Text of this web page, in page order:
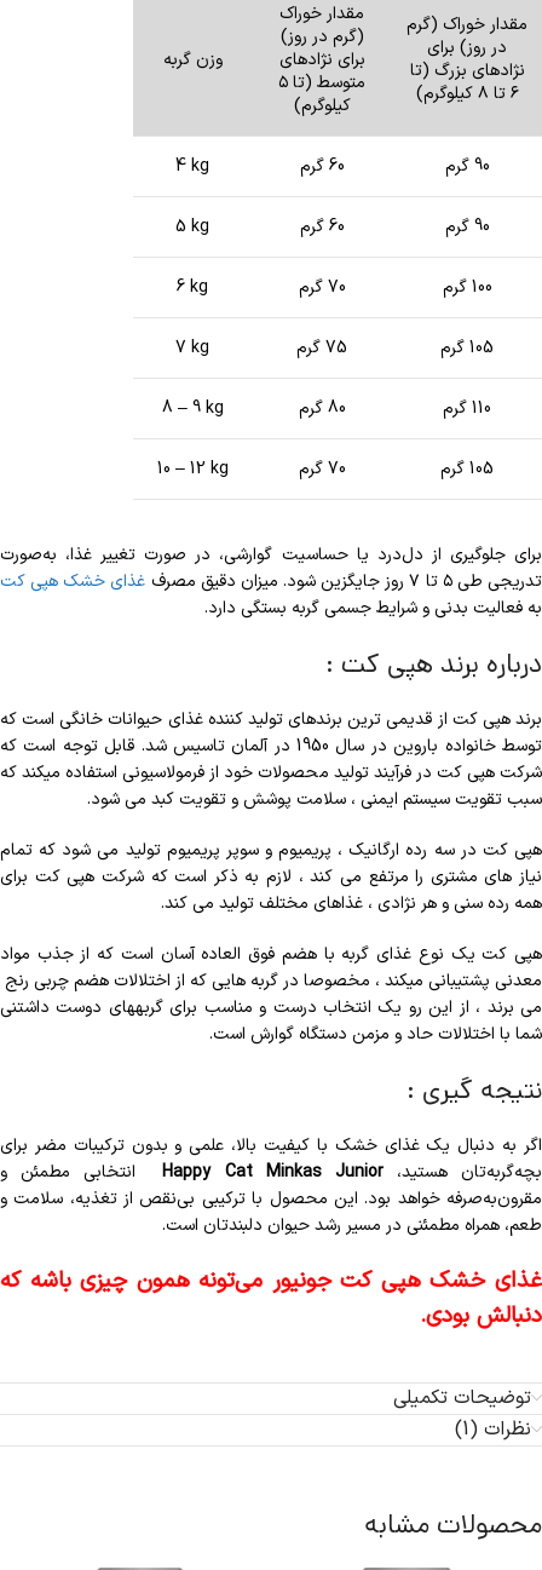
مقدار خوراک (گرم
در روز) برای
نژادهای بزرگ (تا
۶ تا ۸ کیلوگرم)
مقدار خوراک
(گرم در روز)
برای نژادهای
متوسط ​​(تا ۵
کیلوگرم)
وزن گربه
90 گرم 60 گرم 4 kg
90 گرم 60 گرم 5 kg
100 گرم 70 گرم 6 kg
105 گرم 75 گرم 7 kg
110 گرم 80 گرم 8 – 9 kg
105 گرم 70 گرم 10 – 12 kg
برای جلوگیری از دل‌درد یا حساسیت گوارشی، در صورت تغییر غذا، به‌صورت
تدریجی طی ۵ تا ۷ روز جایگزین شود. میزان دقیق مصرف
غذای خشک هپی کت
به فعالیت بدنی و شرایط جسمی گربه بستگی دارد.
درباره برند هپی کت :
برند هپی کت از قدیمی ترین برندهای تولید کننده غذای حیوانات خانگی است که
توسط خانواده باروین در سال 1950 در آلمان تاسیس شد. قابل توجه است که
شرکت هپی کت در فرآیند تولید محصولات خود از فرمولاسیونی استفاده میکند که
سبب تقویت سیستم ایمنی ، سلامت پوشش و تقویت کبد می شود.
هپی کت در سه رده ارگانیک ، پریمیوم و سوپر پریمیوم تولید می شود که تمام
نیاز های مشتری را مرتفع می کند ، لازم به ذکر است که شرکت هپی کت برای
همه رده سنی و هر نژادی ، غذاهای مختلف تولید می کند.
هپی کت یک نوع غذای گربه با هضم فوق العاده آسان است که از جذب مواد
معدنی پشتیبانی میکند ، مخصوصا در گربه هایی که از اختلالات هضم چربی رنج
می برند ، از این رو یک انتخاب درست و مناسب برای گربههای دوست داشتنی
شما با اختلالات حاد و مزمن دستگاه گوارش است.
نتیجه گیری :
اگر به دنبال یک غذای خشک با کیفیت بالا، علمی و بدون ترکیبات مضر برای
بچه‌گربه‌تان هستید،Happy Cat Minkas Junior
انتخابی مطمئن و
مقرون‌به‌صرفه خواهد بود. این محصول با ترکیبی بی‌نقص از تغذیه، سلامت و
طعم، همراه مطمئنی در مسیر رشد حیوان دلبندتان است.
غذای خشک هپی کت جونیور می‌تونه همون چیزی باشه که
دنبالش بودی.
توضیحات تکمیلی
نظرات (1)
محصولات مشابه